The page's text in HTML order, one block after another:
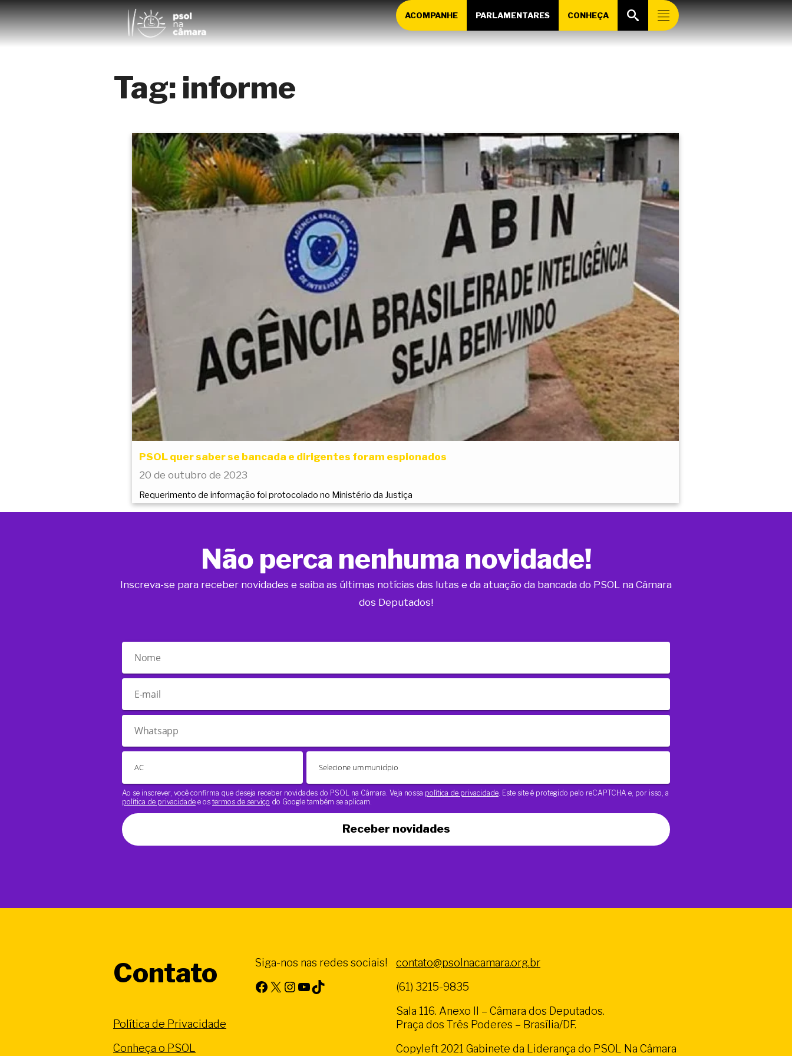
ACOMPANHE PARLAMENTARES CONHEÇA
Tag: informe
PSOL quer saber se bancada e dirigentes foram espionados
20 de outubro de 2023
Requerimento de informação foi protocolado no Ministério da Justiça
Não perca nenhuma novidade!
Inscreva-se para receber novidades e saiba as últimas notícias das lutas e da atuação da bancada do PSOL na Câmara
dos Deputados!
Ao se inscrever, você confirma que deseja receber novidades do PSOL na Câmara. Veja nossa política de privacidade . Este site é protegido pelo reCAPTCHA e, por isso, a
política de privacidade e os termos de serviço do Google também se aplicam.
Receber novidades
Contato
Política de Privacidade
Conheça o PSOL
Siga-nos nas redes sociais!
Facebook X Instagram Youtube TikTok
contato@psolnacamara.org.br
(61) 3215-9835
Sala 116. Anexo II – Câmara dos Deputados.
Praça dos Três Poderes – Brasília/DF.
Copyleft 2021 Gabinete da Liderança do PSOL Na Câmara